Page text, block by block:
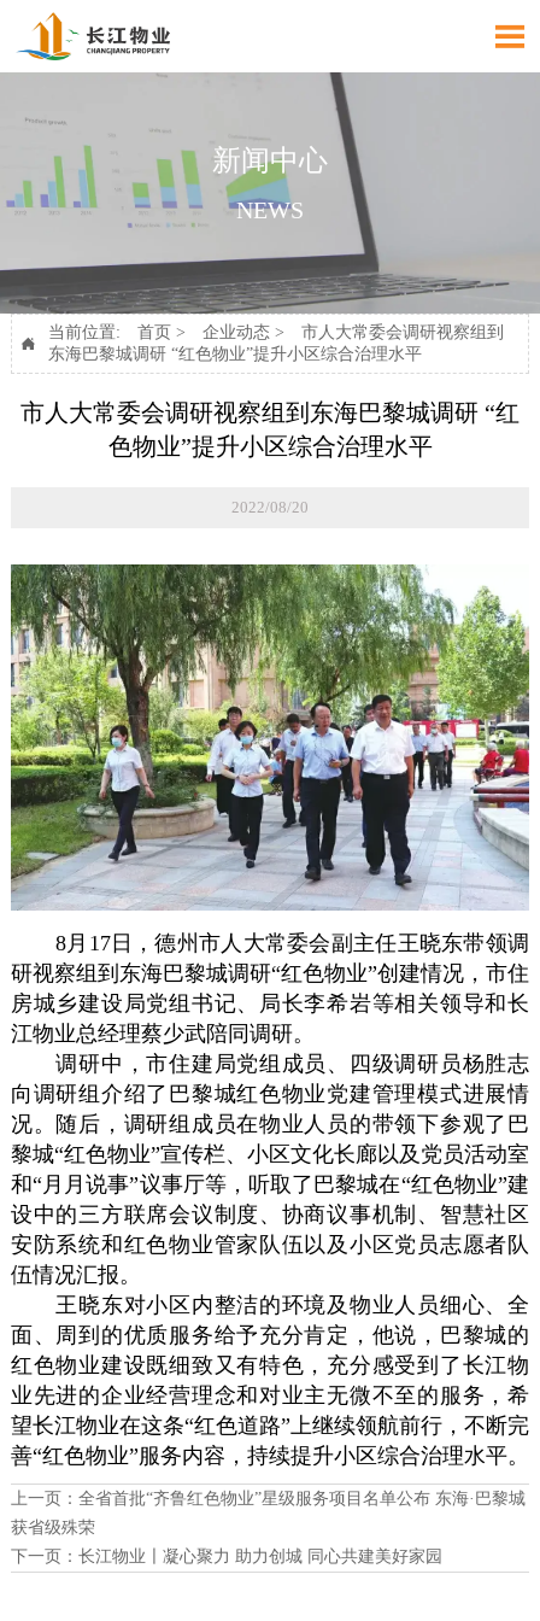

新闻中心
NEWS

当前位置: 首页 > 企业动态>
市人大常委会调研视察组到
东海巴黎城调研 “红色物业”提升小区综合治理水平
市人大常委会调研视察组到东海巴黎城调研 “红
色物业”提升小区综合治理水平
2022/08/20
8月17日，德州市人大常委会副主任王晓东带领调
研视察组到东海巴黎城调研“红色物业”创建情况，市住
房城乡建设局党组书记、局长李希岩等相关领导和长
江物业总经理蔡少武陪同调研。
调研中，市住建局党组成员、四级调研员杨胜志
向调研组介绍了巴黎城红色物业党建管理模式进展情
况。随后，调研组成员在物业人员的带领下参观了巴
黎城“红色物业”宣传栏、小区文化长廊以及党员活动室
和“月月说事”议事厅等，听取了巴黎城在“红色物业”建
设中的三方联席会议制度、协商议事机制、智慧社区
安防系统和红色物业管家队伍以及小区党员志愿者队
伍情况汇报。
王晓东对小区内整洁的环境及物业人员细心、全
面、周到的优质服务给予充分肯定，他说，巴黎城的
红色物业建设既细致又有特色，充分感受到了长江物
业先进的企业经营理念和对业主无微不至的服务，希
望长江物业在这条“红色道路”上继续领航前行，不断完
善“红色物业”服务内容，持续提升小区综合治理水平。
上一页： 全省首批“齐鲁红色物业”星级服务项目名单公布 东海·巴黎城
获省级殊荣
下一页： 长江物业〡凝心聚力 助力创城 同心共建美好家园